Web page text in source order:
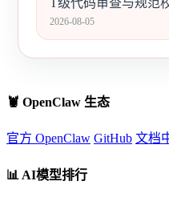
T级代码审查与规范
2026-08-05
🦞 OpenClaw 生态
官方 OpenClaw GitHub 文档
📊 AI模型排行